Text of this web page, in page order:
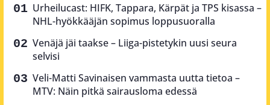
Urheilucast: HIFK, Tappara, Kärpät ja TPS kisassa –
NHL-hyökkääjän sopimus loppusuoralla
Venäjä jäi taakse – Liiga-pistetykin uusi seura
selvisi
Veli-Matti Savinaisen vammasta uutta tietoa –
MTV: Näin pitkä sairausloma edessä